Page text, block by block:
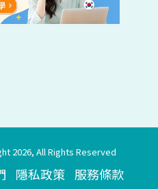
2026, All Rights Reserved
隱私政策 服務條款